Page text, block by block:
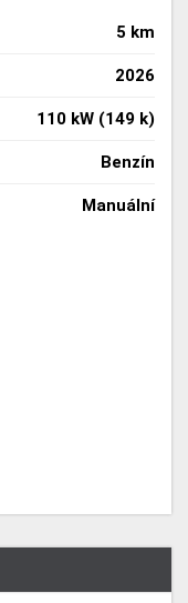
5 km
2026
110 kW (149 k)
Benzín
Manuální